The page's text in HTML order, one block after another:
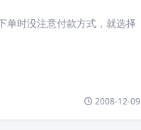
单时没注意付款方式，就选择
2008-12-09